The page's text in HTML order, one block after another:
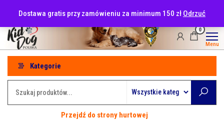
treści
Dostawa gratis przy zamówieniu za minimum 150 zł Odrzuć
0
Menu
Kategorie
Przejdź do strony hurtowej